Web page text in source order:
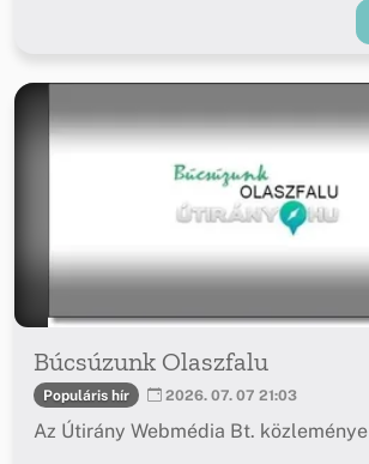
Búcsúzunk Olaszfalu
Populáris hír 2026. 07. 07 21:03
Az Útirány Webmédia Bt. közleménye